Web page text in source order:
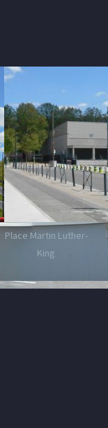
Place Martin Luther-
King